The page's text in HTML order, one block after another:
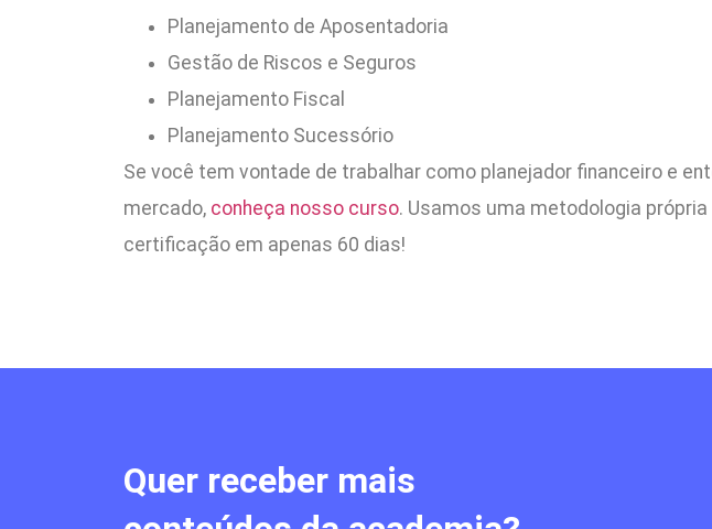
Planejamento de Aposentadoria
Gestão de Riscos e Seguros
Planejamento Fiscal
Planejamento Sucessório
Se você tem vontade de trabalhar como planejador financeiro e
mercado, conheça nosso curso. Usamos uma metodologia
certificação em apenas 60 dias!
Quer receber mais